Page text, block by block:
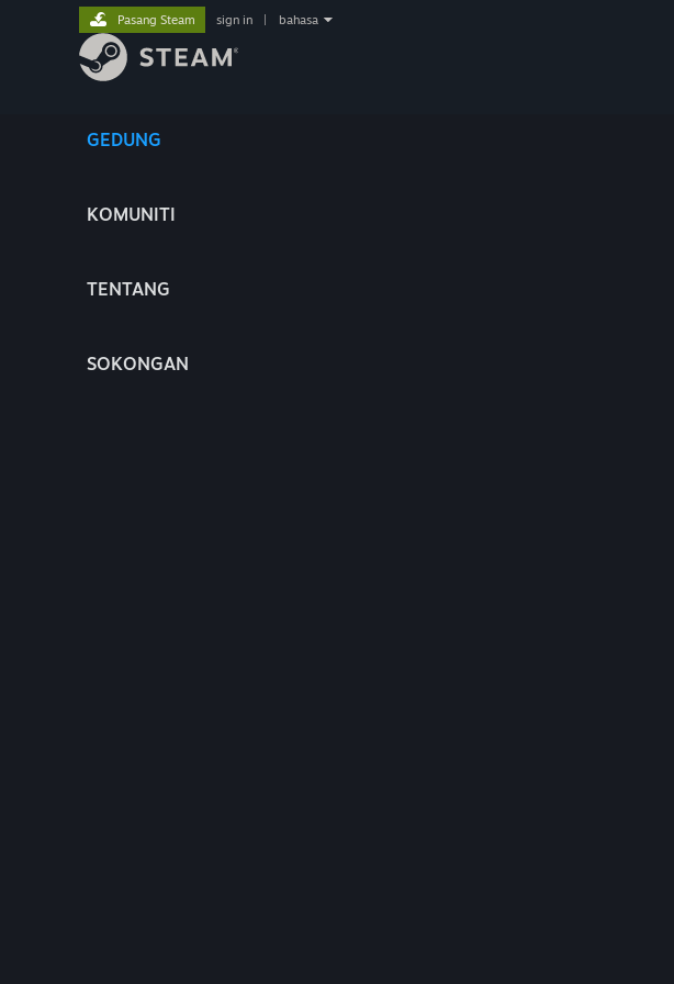
GEDUNG
KOMUNITI
TENTANG
SOKONGAN
Pasang Steam sign in bahasa